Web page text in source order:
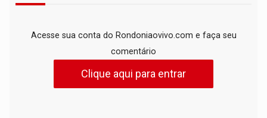
Acesse sua conta do Rondoniaovivo.com e faça seu
comentário
Clique aqui para entrar